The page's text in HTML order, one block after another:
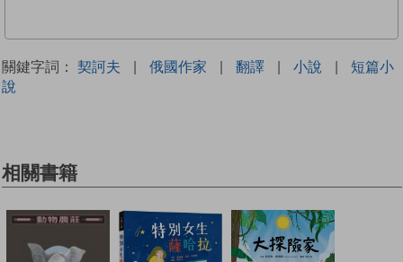
關鍵字詞： 契訶夫 | 俄國作家 | 翻譯 | 小說 |
短篇小
說
相關書籍